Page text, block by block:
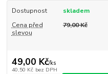
Dostupnost
skladem
Cena před
slevou
79,00 Kč
49,00 Kč/ks
40,50 Kč bez DPH